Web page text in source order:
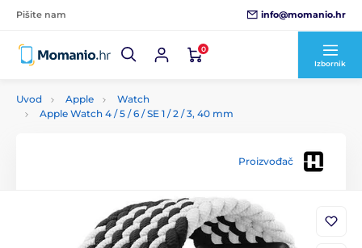
Pišite nam info@momanio.hr
0
Izbornik
Uvod Apple
Watch
Apple Watch 4 / 5 / 6 / SE 1 / 2 / 3, 40 mm
Proizvođač